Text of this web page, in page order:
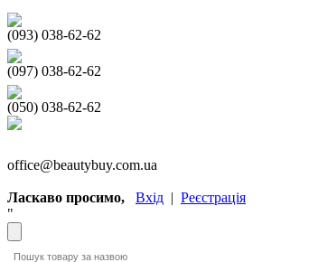
(093) 038-62-62
(097) 038-62-62
(050) 038-62-62
office@beautybuy.com.ua
Ласкаво просимо, Вхід | Реєстрація
"